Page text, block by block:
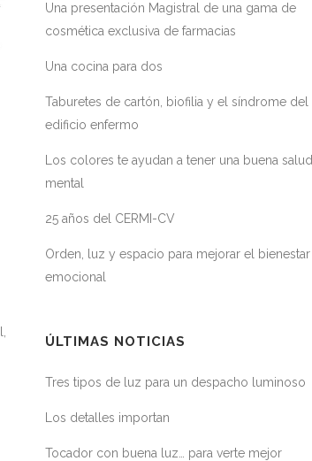
Una presentación Magistral de una gama de
cosmética exclusiva de farmacias
Una cocina para dos
Taburetes de cartón, biofilia y el síndrome del
edificio enfermo
Los colores te ayudan a tener una buena salud
mental
25 años del CERMI-CV
Orden, luz y espacio para mejorar el bienestar
emocional
ÚLTIMAS NOTICIAS
Tres tipos de luz para un despacho luminoso
Los detalles importan
Tocador con buena luz… para verte mejor